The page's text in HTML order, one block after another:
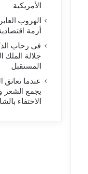
الأمريكية
​الهروب
أزمة
في رحاب
جلالة
المستقبل
​عندما تعانق
يجمع الشعر
الاحتفاء